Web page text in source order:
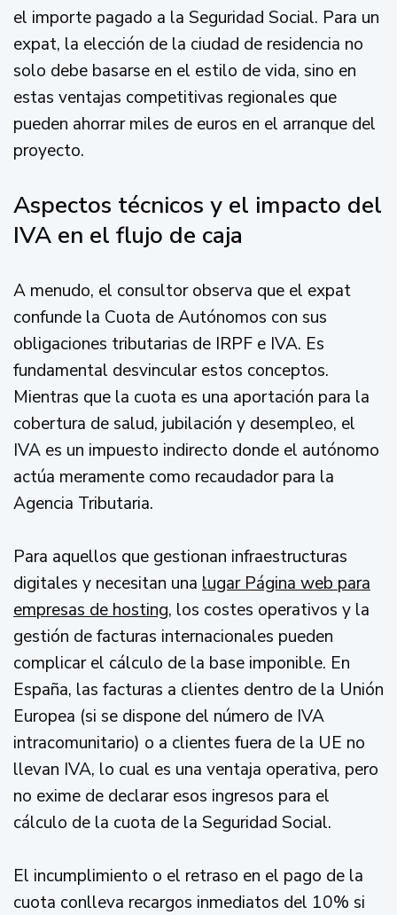
el importe pagado a la Seguridad Social. Para un
expat, la elección de la ciudad de residencia no
solo debe basarse en el estilo de vida, sino en
estas ventajas competitivas regionales que
pueden ahorrar miles de euros en el arranque del
proyecto.
Aspectos técnicos y el impacto del
IVA en el flujo de caja
A menudo, el consultor observa que el expat
confunde la Cuota de Autónomos con sus
obligaciones tributarias de IRPF e IVA. Es
fundamental desvincular estos conceptos.
Mientras que la cuota es una aportación para la
cobertura de salud, jubilación y desempleo, el
IVA es un impuesto indirecto donde el autónomo
actúa meramente como recaudador para la
Agencia Tributaria.
Para aquellos que gestionan infraestructuras
digitales y necesitan una lugar Página web para
empresas de hosting, los costes operativos y la
gestión de facturas internacionales pueden
complicar el cálculo de la base imponible. En
España, las facturas a clientes dentro de la Unión
Europea (si se dispone del número de IVA
intracomunitario) o a clientes fuera de la UE no
llevan IVA, lo cual es una ventaja operativa, pero
no exime de declarar esos ingresos para el
cálculo de la cuota de la Seguridad Social.
El incumplimiento o el retraso en el pago de la
cuota conlleva recargos inmediatos del 10% si